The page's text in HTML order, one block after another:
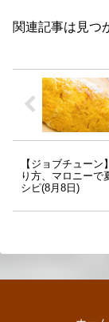
関連記事は見つ
【ジョブチュー
り方、マロニーで
シピ(8月8日)